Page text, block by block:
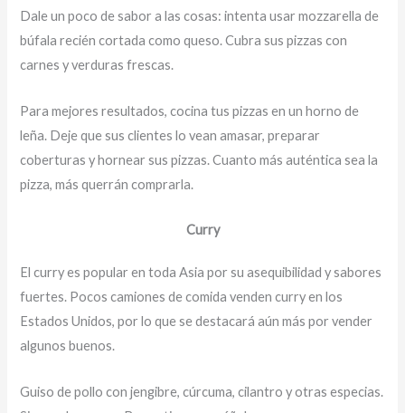
Dale un poco de sabor a las cosas: intenta usar mozzarella de
búfala recién cortada como queso. Cubra sus pizzas con
carnes y verduras frescas.
Para mejores resultados, cocina tus pizzas en un horno de
leña. Deje que sus clientes lo vean amasar, preparar
coberturas y hornear sus pizzas. Cuanto más auténtica sea la
pizza, más querrán comprarla.
Curry
El curry es popular en toda Asia por su asequibilidad y sabores
fuertes. Pocos camiones de comida venden curry en los
Estados Unidos, por lo que se destacará aún más por vender
algunos buenos.
Guiso de pollo con jengibre, cúrcuma, cilantro y otras especias.